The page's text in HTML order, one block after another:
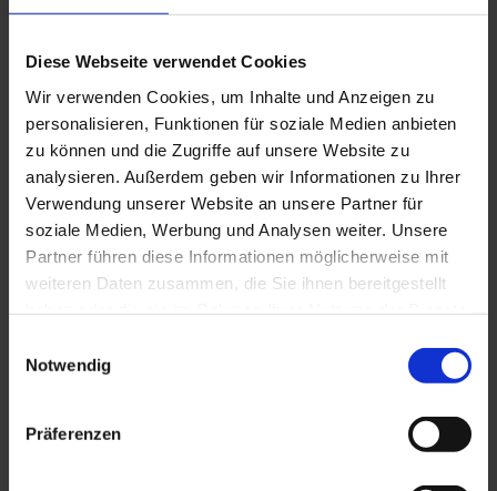
Diese Webseite verwendet Cookies
Wir verwenden Cookies, um Inhalte und Anzeigen zu
personalisieren, Funktionen für soziale Medien anbieten
zu können und die Zugriffe auf unsere Website zu
analysieren. Außerdem geben wir Informationen zu Ihrer
Verwendung unserer Website an unsere Partner für
soziale Medien, Werbung und Analysen weiter. Unsere
Partner führen diese Informationen möglicherweise mit
weiteren Daten zusammen, die Sie ihnen bereitgestellt
haben oder die sie im Rahmen Ihrer Nutzung der Dienste
Notwendig
Präferenzen